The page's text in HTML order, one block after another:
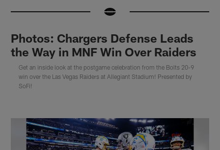
Photos: Chargers Defense Leads
the Way in MNF Win Over Raiders
Get an inside look at the postgame celebration from the Bolts 20-9
win over the Las Vegas Raiders at Allegiant Stadium! Presented by
SoFi!